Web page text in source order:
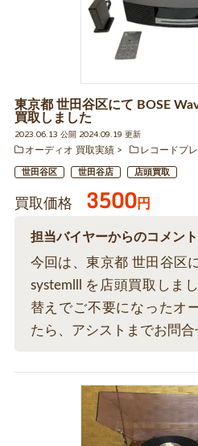
東京都 世田谷区にて BOSE
買取しました
2023.06.13 公開 2024.09.19 更新
オーディオ 買取実績
レコードプ
世田谷区 世田谷店 店頭買取
買取価格 3500円
担当バイヤーからのコメント
今回は、東京都 世田谷区
systemlll を店頭買取しま
替えでご不要になったオ
たら、アシストまでお問合